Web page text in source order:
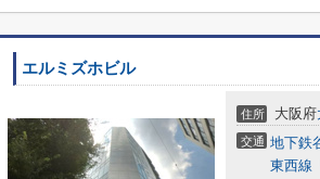
エルミズホビル
住所 大阪府
交通 地下鉄
東西線